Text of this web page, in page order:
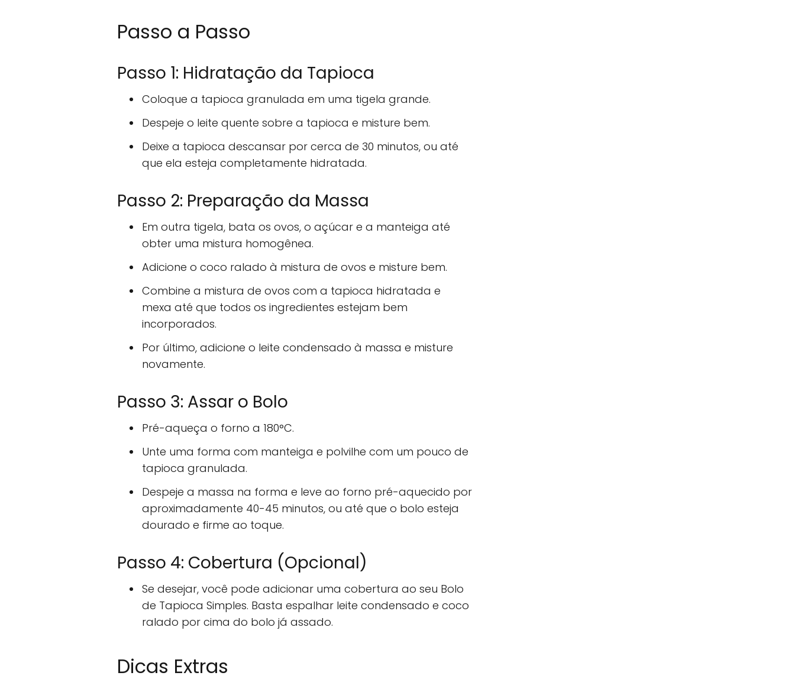
Passo a Passo
Passo 1: Hidratação da Tapioca
Coloque a tapioca granulada em uma tigela grande.
Despeje o leite quente sobre a tapioca e misture bem.
Deixe a tapioca descansar por cerca de 30 minutos, ou até
que ela esteja completamente hidratada.
Passo 2: Preparação da Massa
Em outra tigela, bata os ovos, o açúcar e a manteiga até
obter uma mistura homogênea.
Adicione o coco ralado à mistura de ovos e misture bem.
Combine a mistura de ovos com a tapioca hidratada e
mexa até que todos os ingredientes estejam bem
incorporados.
Por último, adicione o leite condensado à massa e misture
novamente.
Passo 3: Assar o Bolo
Pré-aqueça o forno a 180°C.
Unte uma forma com manteiga e polvilhe com um pouco de
tapioca granulada.
Despeje a massa na forma e leve ao forno pré-aquecido por
aproximadamente 40-45 minutos, ou até que o bolo esteja
dourado e firme ao toque.
Passo 4: Cobertura (Opcional)
Se desejar, você pode adicionar uma cobertura ao seu Bolo
de Tapioca Simples. Basta espalhar leite condensado e coco
ralado por cima do bolo já assado.
Dicas Extras